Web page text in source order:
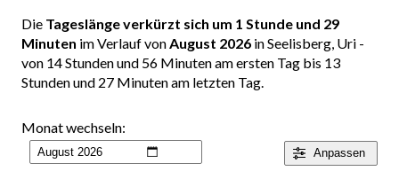
Die Tageslänge verkürzt sich um 1 Stunde und 29
Minuten im Verlauf vonAugust 2026 in Seelisberg, Uri -
von 14 Stunden und 56 Minuten am ersten Tag bis 13
Stunden und 27 Minuten am letzten Tag.
Anpassen
Monat wechseln: